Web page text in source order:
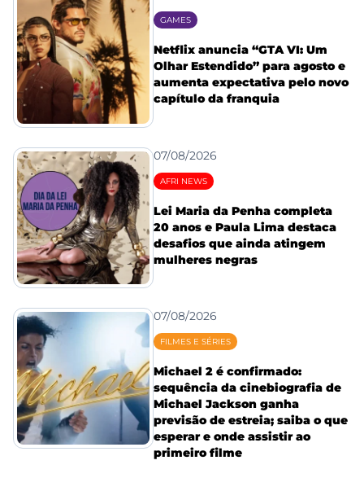
GAMES
Netflix anuncia “GTA VI: Um
Olhar Estendido” para agosto e
aumenta expectativa pelo novo
capítulo da franquia
07/08/2026
AFRI NEWS
Lei Maria da Penha completa
20 anos e Paula Lima destaca
desafios que ainda atingem
mulheres negras
07/08/2026
FILMES E SÉRIES
Michael 2 é confirmado:
sequência da cinebiografia de
Michael Jackson ganha
previsão de estreia; saiba o que
esperar e onde assistir ao
primeiro filme